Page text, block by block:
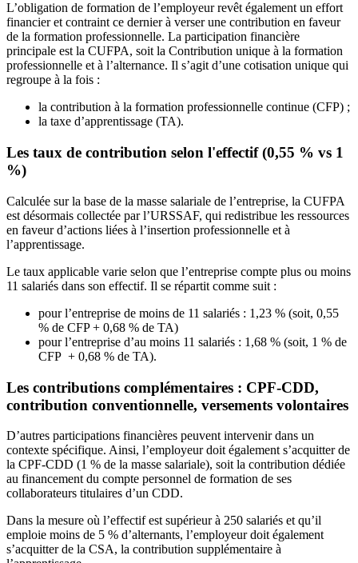
L’obligation de formation de l’employeur revêt également un effort
financier et contraint ce dernier à verser une contribution en faveur
de la formation professionnelle. La participation financière
principale est la CUFPA, soit la Contribution unique à la formation
professionnelle et à l’alternance. Il s’agit d’une cotisation unique qui
regroupe à la fois :
la contribution à la formation professionnelle continue (CFP) ;
la taxe d’apprentissage (TA).
Les taux de contribution selon l'effectif (0,55 % vs 1
%)
Calculée sur la base de la masse salariale de l’entreprise, la CUFPA
est désormais collectée par l’URSSAF, qui redistribue les ressources
en faveur d’actions liées à l’insertion professionnelle et à
l’apprentissage.
Le taux applicable varie selon que l’entreprise compte plus ou moins
11 salariés dans son effectif. Il se répartit comme suit :
pour l’entreprise de moins de 11 salariés : 1,23 % (soit, 0,55
% de CFP + 0,68 % de TA)
pour l’entreprise d’au moins 11 salariés : 1,68 % (soit, 1 % de
CFP + 0,68 % de TA).
Les contributions complémentaires : CPF-CDD,
contribution conventionnelle, versements volontaires
D’autres participations financières peuvent intervenir dans un
contexte spécifique. Ainsi, l’employeur doit également s’acquitter de
la CPF-CDD (1 % de la masse salariale), soit la contribution dédiée
au financement du compte personnel de formation de ses
collaborateurs titulaires d’un CDD.
Dans la mesure où l’effectif est supérieur à 250 salariés et qu’il
emploie moins de 5 % d’alternants, l’employeur doit également
s’acquitter de la CSA, la contribution supplémentaire à